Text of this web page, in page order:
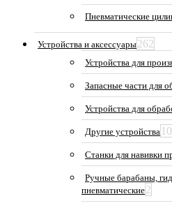
Пневматические
Устройства и аксессуары262
Устройства для
Запасные части для
Устройства для
Другие устройства 10
Станки для навивки
Ручные барабаны,
пневматические2